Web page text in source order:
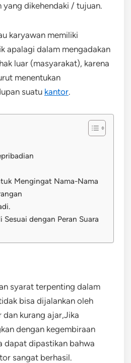
yang dikehendaki / tujuan.
karyawan memiliki
apalagi dalam mengadakan
luar (masyarakat), karena
menentukan
suatu kantor.
Mengingat Nama-Nama
Sesuai dengan Peran Suara
syarat terpenting dalam
bisa dijalankan oleh
dan kurang ajar,Jika
dengan kegembiraan
dapat dipastikan bahwa
sangat berhasil.